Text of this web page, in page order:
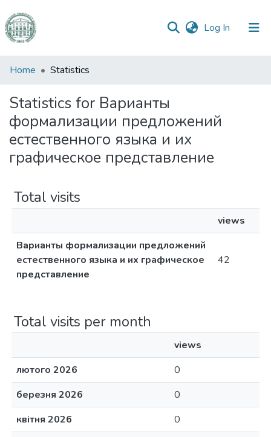
Log In (current)
Communities
Collections
All of DSpace
Home Statistics
Statistics for Варианты
формализации предложений
естественного языка и их
графическое представление
Total visits
views
Варианты формализации предложений
естественного языка и их графическое
представление
42
Total visits per month
views
лютого 2026
0
березня 2026
0
квітня 2026
0